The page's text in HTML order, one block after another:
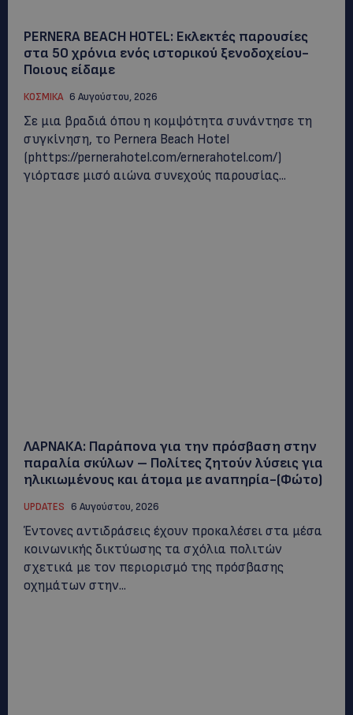
PERNERA BEACH HOTEL: Εκλεκτές παρουσίες
στα 50 χρόνια ενός ιστορικού ξενοδοχείου-
Ποιους είδαμε
ΚΟΣΜΙΚΑ 6 Αυγούστου, 2026
Σε μια βραδιά όπου η κομψότητα συνάντησε τη
συγκίνηση, το Pernera Beach Hotel
(phttps://pernerahotel.com/ernerahotel.com/)
γιόρτασε μισό αιώνα συνεχούς παρουσίας...
ΛΑΡΝΑΚΑ: Παράπονα για την πρόσβαση στην
παραλία σκύλων – Πολίτες ζητούν λύσεις για
ηλικιωμένους και άτομα με αναπηρία-(Φώτο)
UPDATES 6 Αυγούστου, 2026
Έντονες αντιδράσεις έχουν προκαλέσει στα μέσα
κοινωνικής δικτύωσης τα σχόλια πολιτών
σχετικά με τον περιορισμό της πρόσβασης
οχημάτων στην...